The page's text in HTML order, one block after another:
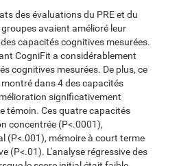
des évaluations du PRE et du
groupes avaient amélioré leur
capacités cognitives mesurées.
CogniFit a considérablement
cognitives mesurées. De plus, ce
dans 4 des capacités
significativement
témoin. Ces quatre capacités
concentrée (P<.0001),
(P<.001), mémoire à court terme
(P<.01). L'analyse régressive des